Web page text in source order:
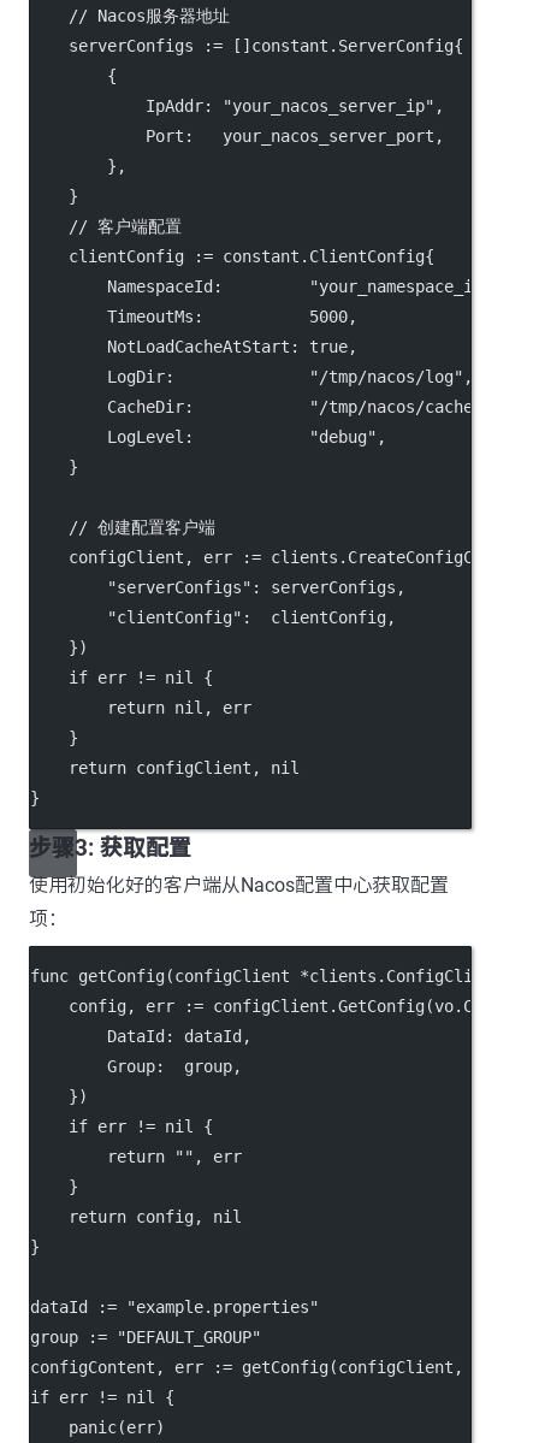
// Nacos服务器地址
    serverConfigs
:= []constant.ServerConfig{
        {
            IpAddr:
"your_nacos_server_ip" ,
            Port:   your_nacos_server_port,
        },
    }
// 客户端配置
    clientConfig
:= constant.ClientConfig{
        NamespaceId:
"your_namespace_id"
        TimeoutMs:
5000,
        NotLoadCacheAtStart:
true,
        LogDir:
"/tmp/nacos/log" ,
        CacheDir:
"/tmp/nacos/cache"
        LogLevel:
"debug" ,
    }
// 创建配置客户端
    configClient, err
:= clients. CreateConfigClient
"serverConfigs" : serverConfigs,
"clientConfig" :  clientConfig,
    })
if err != nil
{
return nil , err
    }
return configClient, nil
}
步骤3: 获取配置
使用初始化好的客户端从Nacos配置中心获取配置
项：
func getConfig(configClient *clients.ConfigClient,
    config, err
:= configClient.GetConfig
        DataId: dataId,
        Group:  group,
    })
if err != nil
{
return
"" , err
    }
return config, nil
}
dataId :=
"example.properties"
group
:=
"DEFAULT_GROUP"
configContent, err
:= getConfig(configClient,
if err != nil
{
panic(err)